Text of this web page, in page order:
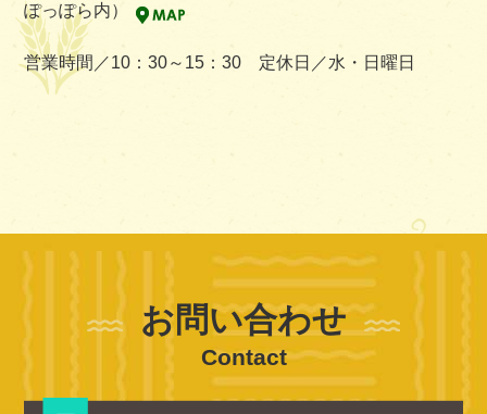
ぽっぽら内）
営業時間／10：30～15：30 定休日／水・日曜日
お問い合わせ
Contact